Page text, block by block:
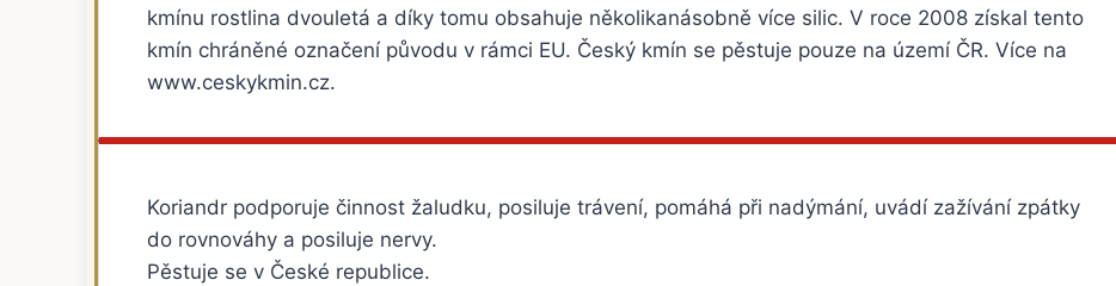
kmínu rostlina dvouletá a díky tomu obsahuje několikanásobně více silic. V roce 2008 získal tento
kmín chráněné označení původu v rámci EU. Český kmín se pěstuje pouze na území ČR. Více na
www.ceskykmin.cz.
Koriandr podporuje činnost žaludku, posiluje trávení, pomáhá při nadýmání, uvádí zažívání zpátky
do rovnováhy a posiluje nervy.
Pěstuje se v České republice.